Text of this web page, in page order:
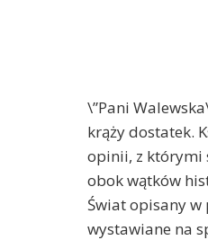
\”Pani
krąży dostatek.
opinii, z którymi
obok wątków
Świat opisany
wystawiane na